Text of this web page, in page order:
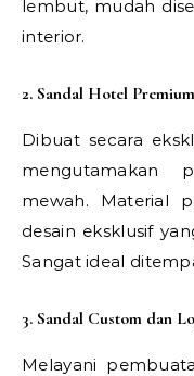
lembut, mudah
interior.
2. Sandal Hotel Premium
Dibuat secara
mengutamakan
mewah. Material
desain eksklusif
Sangat ideal
3. Sandal Custom dan
Melayani